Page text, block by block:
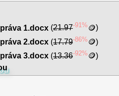
1.docx (21.97-91% 🪙)
2.docx (17.79-86% 🪙)
3.docx (13.36-92% 🪙)